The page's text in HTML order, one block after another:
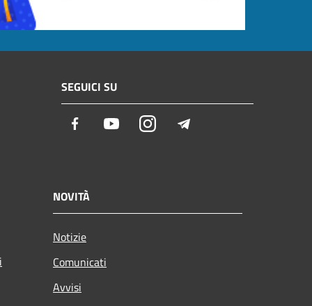
SEGUICI SU
Facebook YoutubeInstagram
NOVITÀ
Notizie
Comunicati
Avvisi